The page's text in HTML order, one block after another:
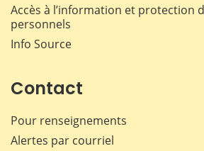
Accès à l’information et protection
personnels
Info Source
Contact
Pour renseignements
Alertes par courriel